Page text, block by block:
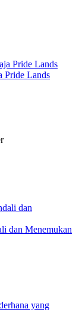
Pride Lands
dan Menemukan